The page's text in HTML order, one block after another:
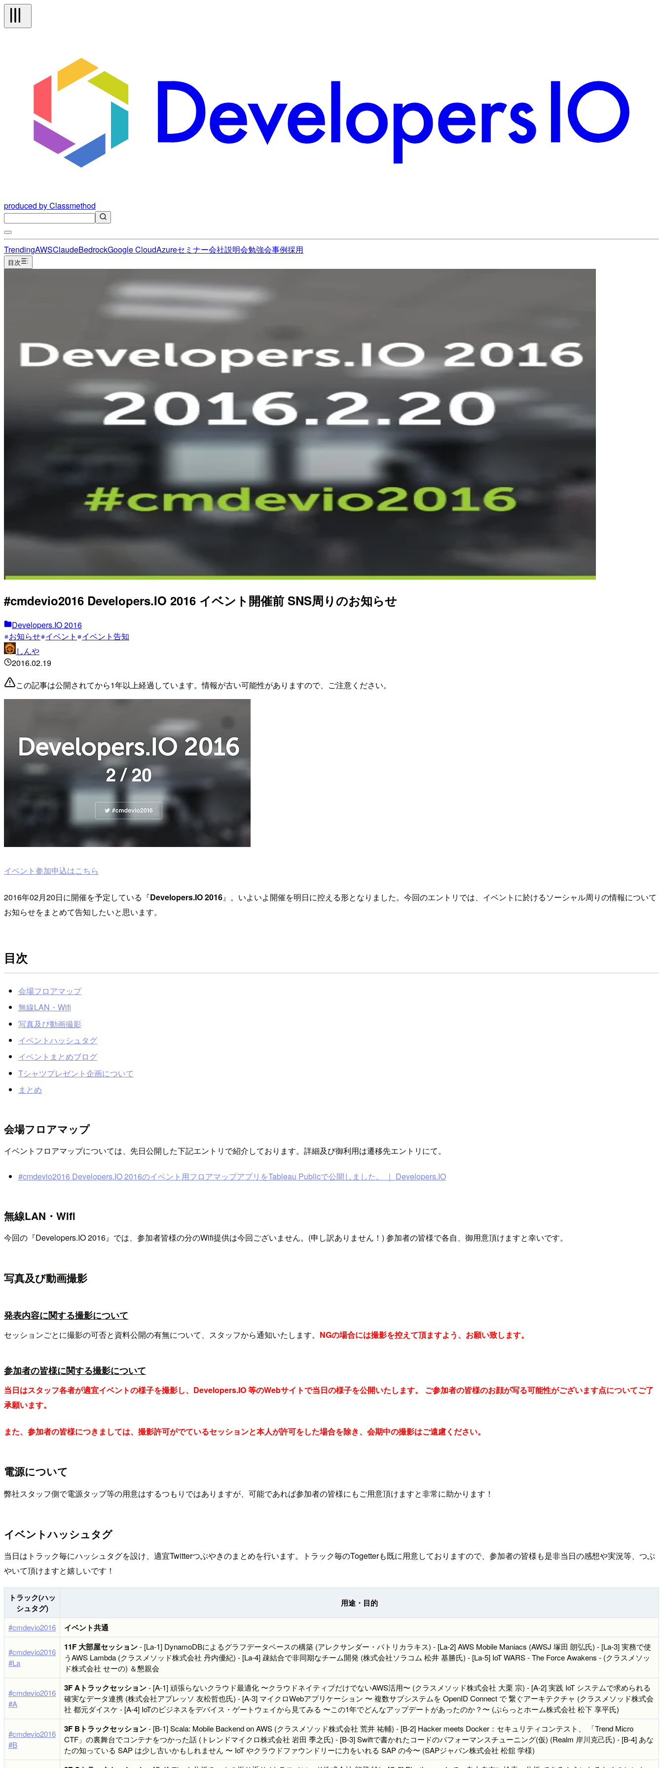
produced by Classmethod
TrendingAWSClaudeBedrockGoogle CloudAzureセミナー会社説明会勉強会事例採用
目次
#cmdevio2016 Developers.IO 2016 イベント開催前 SNS周りのお知らせ
Developers.IO 2016
お知らせ イベント
イベント告知
しんや
2016.02.19
この記事は公開されてから1年以上経過しています。情報が古い可能性がありますので、ご注意ください。
イベント参加申込はこちら
2016年02月20日に開催を予定している『Developers.IO 2016』。いよいよ開催を明日に控える形となりました。今回のエントリでは、イベントに於けるソーシャル周りの情報について
お知らせをまとめて告知したいと思います。
目次
会場フロアマップ
無線LAN・Wifi
写真及び動画撮影
イベントハッシュタグ
イベントまとめブログ
Tシャツプレゼント企画について
まとめ
会場フロアマップ
イベントフロアマップについては、先日公開した下記エントリで紹介しております。詳細及び御利用は遷移先エントリにて。
#cmdevio2016 Developers.IO 2016のイベント用フロアマップアプリをTableau Publicで公開しました。 ｜ Developers.IO
無線LAN・Wifi
今回の『Developers.IO 2016』では、参加者皆様の分のWifi提供は今回ございません。(申し訳ありません！) 参加者の皆様で各自、御用意頂けますと幸いです。
写真及び動画撮影
発表内容に関する撮影について
セッションごとに撮影の可否と資料公開の有無について、スタッフから通知いたします。 NGの場合には撮影を控えて頂ますよう、お願い致します。
参加者の皆様に関する撮影について
当日はスタッフ各者が適宜イベントの様子を撮影し、Developers.IO 等のWebサイトで当日の様子を公開いたします。 ご参加者の皆様のお顔が写る可能性がございます点についてご了
承願います。
また、参加者の皆様につきましては、撮影許可がでているセッションと本人が許可をした場合を除き、会期中の撮影はご遠慮ください。
電源について
弊社スタッフ側で電源タップ等の用意はするつもりではありますが、可能であれば参加者の皆様にもご用意頂けますと非常に助かります！
イベントハッシュタグ
当日はトラック毎にハッシュタグを設け、適宜Twitterつぶやきのまとめを行います。トラック毎のTogetterも既に用意しておりますので、参加者の皆様も是非当日の感想や実況等、つぶ
やいて頂けますと嬉しいです！
トラック(ハッ
シュタグ)
用途・目的
#cmdevio2016 イベント共通
#cmdevio2016
#La
11F 大部屋セッション- [La-1] DynamoDBによるグラフデータベースの構築 (アレクサンダー・パトリカラキス) - [La-2] AWS Mobile Maniacs (AWSJ 塚田 朗弘氏) - [La-3] 実務で使
うAWS Lambda (クラスメソッド株式会社 丹内優紀) - [La-4] 疎結合で非同期なチーム開発 (株式会社ソラコム 松井 基勝氏) - [La-5] IoT WARS - The Force Awakens - (クラスメソッ
ド株式会社 せーの) ＆懇親会
#cmdevio2016
#A
3F Aトラックセッション- [A-1] 頑張らないクラウド最適化 〜クラウドネイティブだけでないAWS活用〜 (クラスメソッド株式会社 大栗 宗) - [A-2] 実践 IoT システムで求められる
確実なデータ連携 (株式会社アプレッソ 友松哲也氏) - [A-3] マイクロWebアプリケーション 〜 複数サブシステムを OpenID Connect で 繋ぐアーキテクチャ (クラスメソッド株式会
社 都元ダイスケ - [A-4] IoTのビジネスをデバイス・ゲートウェイから見てみる 〜この1年でどんなアップデートがあったのか？〜 (ぷらっとホーム株式会社 松下 享平氏)
#cmdevio2016
#B
3F Bトラックセッション- [B-1] Scala: Mobile Backend on AWS (クラスメソッド株式会社 荒井 祐輔) - [B-2] Hacker meets Docker：セキュリティコンテスト、 「Trend Micro
CTF」の裏舞台でコンテナをつかった話 (トレンドマイクロ株式会社 岩田 季之氏) - [B-3] Swiftで書かれたコードのパフォーマンスチューニング(仮) (Realm 岸川克己氏) - [B-4] あな
たの知っている SAP は少し古いかもしれません 〜 IoT やクラウドファウンドリーに力をいれる SAP の今〜 (SAPジャパン株式会社 松舘 学様)